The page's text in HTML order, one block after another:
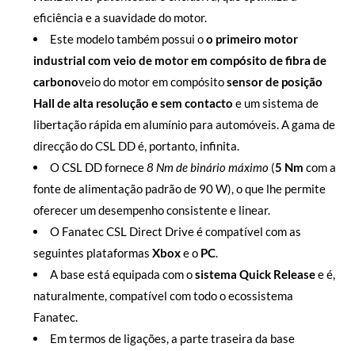
eficiência e a suavidade do motor.
Este modelo também possui oo primeiro motor
industrial com veio de motor em compósito de fibra de
carbonoveio do motor em compósitosensor de posição
Hall de alta resolução e sem contacto e um sistema de
libertação rápida em alumínio para automóveis. A gama de
direcção do CSL DD é, portanto, infinita.
O CSL DD fornece8 Nm de binário máximo (5 Nm com a
fonte de alimentação padrão de 90 W), o que lhe permite
oferecer um desempenho consistente e linear.
O Fanatec CSL Direct Drive é compatível com as
seguintes plataformas Xboxe o PC.
A base está equipada com osistema Quick Releasee é,
naturalmente, compatível com todo o ecossistema
Fanatec.
Em termos de ligações, a parte traseira da base